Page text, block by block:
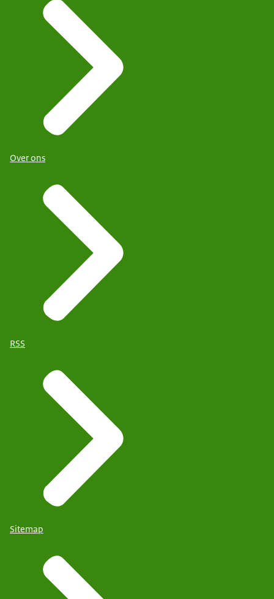
Over ons
RSS
Sitemap